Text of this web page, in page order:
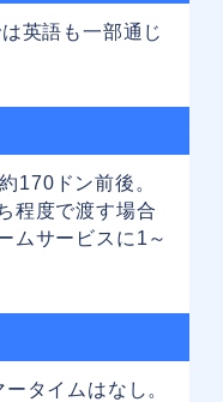
英語も一部通じ
170ドン前後。
程度で渡す場合
ムサービスに1～
タイムはなし。